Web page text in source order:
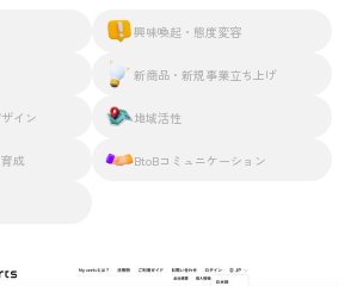
興味喚起・態度変容
新商品・新規事業立ち上げ
イン 地域活性
成 BtoBコミュニケーション